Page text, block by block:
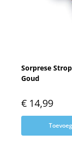
Sorprese
Goud
€14,99